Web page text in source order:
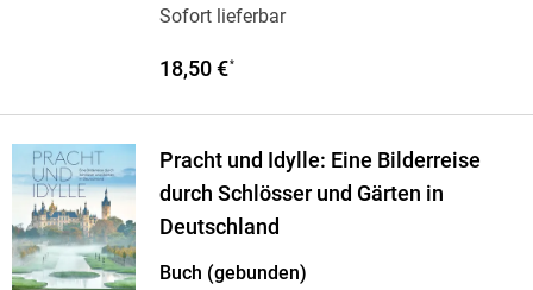
Sofort lieferbar
18,50 €*
Pracht und Idylle: Eine Bilderreise
durch Schlösser und Gärten in
Deutschland
Buch (gebunden)